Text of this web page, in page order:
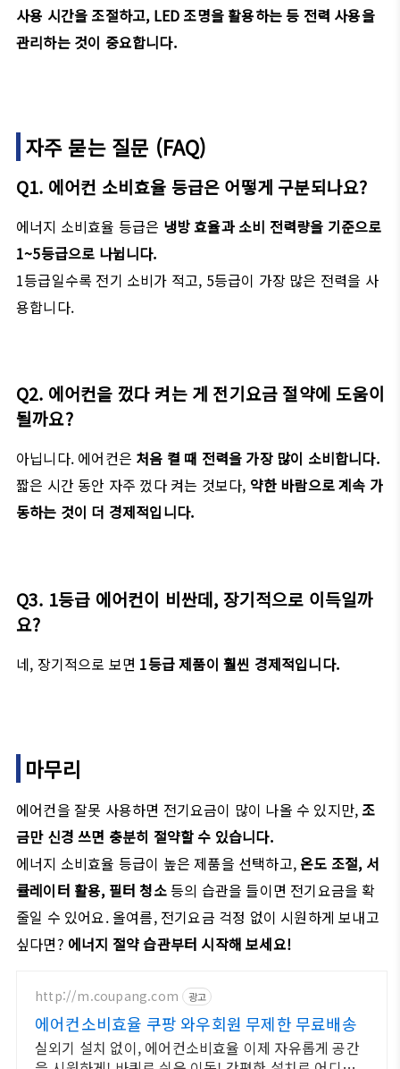
사용 시간을 조절하고, LED 조명을 활용하는 등 전력 사용을
관리하는 것이 중요합니다.
자주 묻는 질문 (FAQ)
Q1. 에어컨 소비효율 등급은 어떻게 구분되나요?
에너지 소비효율 등급은 냉방 효율과 소비 전력량을 기준으로
1~5등급으로 나뉩니다.
1등급일수록 전기 소비가 적고, 5등급이 가장 많은 전력을 사
용합니다.
Q2. 에어컨을 껐다 켜는 게 전기요금 절약에 도움이
될까요?
아닙니다. 에어컨은 처음 켤 때 전력을 가장 많이 소비합니다.
짧은 시간 동안 자주 껐다 켜는 것보다, 약한 바람으로 계속 가
동하는 것이 더 경제적입니다.
Q3. 1등급 에어컨이 비싼데, 장기적으로 이득일까
요?
네, 장기적으로 보면 1등급 제품이 훨씬 경제적입니다.
마무리
에어컨을 잘못 사용하면 전기요금이 많이 나올 수 있지만, 조
금만 신경 쓰면 충분히 절약할 수 있습니다.
에너지 소비효율 등급이 높은 제품을 선택하고, 온도 조절, 서
큘레이터 활용, 필터 청소등의 습관을 들이면 전기요금을 확
줄일 수 있어요. 올여름, 전기요금 걱정 없이 시원하게 보내고
싶다면? 에너지 절약 습관부터 시작해 보세요!
http://m.coupang.com 광고
에어컨소비효율 쿠팡 와우회원 무제한 무료배송
실외기 설치 없이, 에어컨소비효율 이제 자유롭게 공간